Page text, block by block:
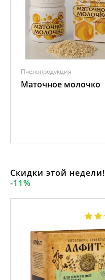
Пчелопродукция
Маточное молочко
Скидки этой недели!
-11%